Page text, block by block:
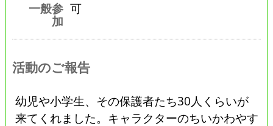
一般参
加
可
活動のご報告
幼児や小学生、その保護者たち30人くらいが
来てくれました。キャラクターのちいかわやす